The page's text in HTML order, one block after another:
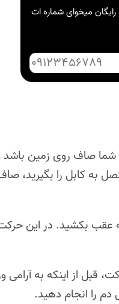
میخوای شماره ات
صاف روی زمین باشد و
به کابل را بگیرید،
عقب بکشید. در این
قبل از اینکه به آرامی
را انجام دهید.